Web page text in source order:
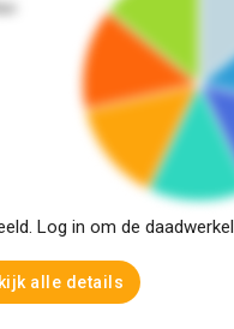
Log in om de
alle details